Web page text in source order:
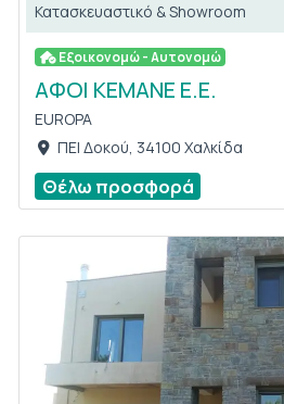
Κατασκευαστικό & Showroom
Εξοικονομώ - Αυτονομώ
ΑΦΟΙ ΚΕΜΑΝΕ Ε.Ε.
EUROPA
ΠΕΙ Δοκού, 34100 Χαλκίδα
Θέλω προσφορά